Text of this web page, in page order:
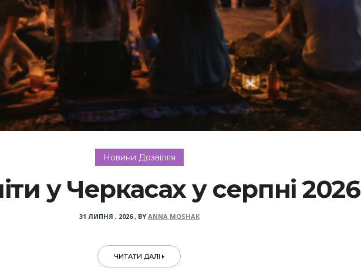
Новини Дозвілля
у Черкасах у серпні 2026
31 ЛИПНЯ , 2026, BY ANNA MOSHAK
ЧИТАТИ ДАЛІ